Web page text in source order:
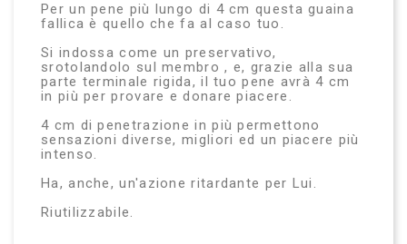
Per un pene più lungo di 4 cm questa guaina
fallica è quello che fa al caso tuo.
Si indossa come un preservativo,
srotolandolo sul membro , e, grazie alla sua
parte terminale rigida, il tuo pene avrà 4 cm
in più per provare e donare piacere.
4 cm di penetrazione in più permettono
sensazioni diverse, migliori ed un piacere più
intenso.
Ha, anche, un'azione ritardante per Lui.
Riutilizzabile.